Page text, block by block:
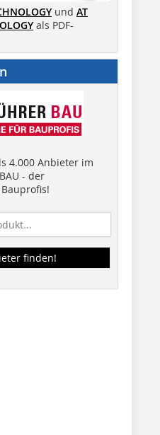
und AT
als PDF-
4.000 Anbieter im
- der
finden!